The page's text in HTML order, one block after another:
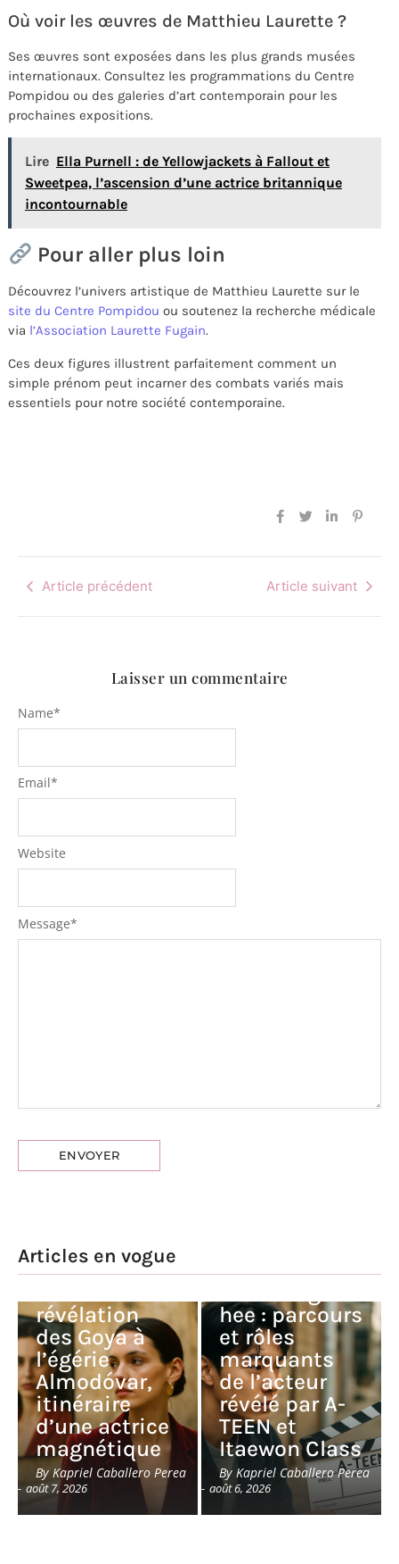
Où voir les œuvres de Matthieu Laurette ?
Ses œuvres sont exposées dans les plus grands musées
internationaux. Consultez les programmations du Centre
Pompidou ou des galeries d’art contemporain pour les
prochaines expositions.
Lire Ella Purnell : de Yellowjackets à Fallout et
Sweetpea, l’ascension d’une actrice britannique
incontournable
Pour aller plus loin
Découvrez l’univers artistique de Matthieu Laurette sur le
site du Centre Pompidou ou soutenez la recherche médicale
via l’Association Laurette Fugain.
Ces deux figures illustrent parfaitement comment un
simple prénom peut incarner des combats variés mais
essentiels pour notre société contemporaine.
Article précédent Article suivant
Laisser un commentaire
Message*
Name*
Email*
Website
Articles en vogue
Milena Smit :
révélation
des Goya à
l’égérie
Almodóvar,
itinéraire
d’une actrice
magnétique
By Kapriel Caballero Perea
- août 7, 2026
hee : parcours
et rôles
marquants
de l’acteur
révélé par A-
TEEN et
Itaewon Class
By Kapriel Caballero Perea
- août 6, 2026